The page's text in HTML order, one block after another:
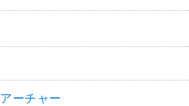
アーチャー